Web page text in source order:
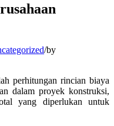
/by
perhitungan rincian biaya
dalam proyek konstruksi,
yang diperlukan untuk